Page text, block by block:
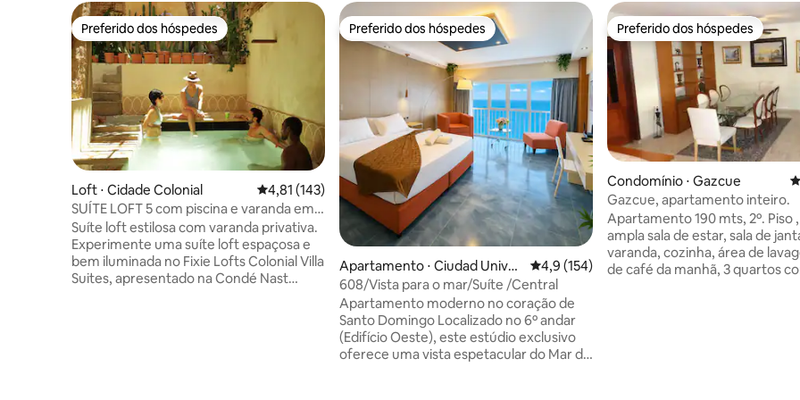
Preferido dos hóspedes
Preferido dos hóspedes
Loft ⋅ Cidade Colonial 4,81 de uma avaliação média de 5, 143 avaliações
4,81 (143)
SUÍTE LOFT 5 com piscina e varanda em
vila colonial
Suíte loft estilosa com varanda privativa.
Experimente uma suíte loft espaçosa e
bem iluminada no Fixie Lofts Colonial Villa
Suites, apresentado na Condé Nast
Preferido dos hóspedes
Preferido dos hóspedes
Apartamento ⋅ Ciudad Univer
sitaria
4,9 de uma avaliação média de 5, 154
4,9 (154)
608/Vista para o mar/Suíte /Central
Apartamento moderno no coração de
Santo Domingo Localizado no 6º andar
(Edifício Oeste), este estúdio exclusivo
oferece uma vista espetacular do Mar do
Preferido dos hóspedes
Preferido dos hóspedes
Condomínio ⋅ Gazcue
Gazcue, apartamento inteiro.
Apartamento 190 mts, 2º. Piso , com
ampla sala de estar, sala de
varanda, cozinha, área de
de café da manhã, 3 quartos com